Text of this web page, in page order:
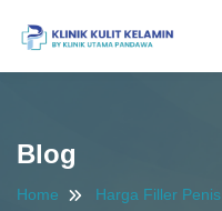
Blog
Home Harga Filler Penis